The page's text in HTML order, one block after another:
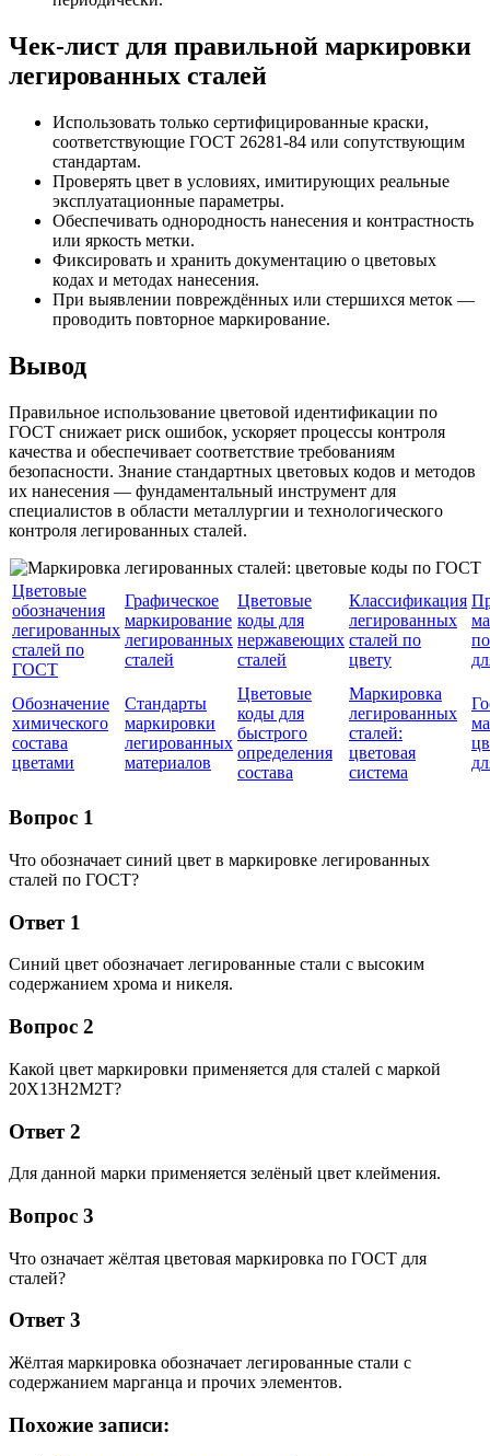
Чек-лист для правильной маркировки
легированных сталей
Использовать только сертифицированные краски,
соответствующие ГОСТ 26281-84 или сопутствующим
стандартам.
Проверять цвет в условиях, имитирующих реальные
эксплуатационные параметры.
Обеспечивать однородность нанесения и контрастность
или яркость метки.
Фиксировать и хранить документацию о цветовых
кодах и методах нанесения.
При выявлении повреждённых или стершихся меток —
проводить повторное маркирование.
Вывод
Правильное использование цветовой идентификации по
ГОСТ снижает риск ошибок, ускоряет процессы контроля
качества и обеспечивает соответствие требованиям
безопасности. Знание стандартных цветовых кодов и методов
их нанесения — фундаментальный инструмент для
специалистов в области металлургии и технологического
контроля легированных сталей.
Цветовые
обозначения
легированных
сталей по
ГОСТ
Графическое
маркирование
легированных
сталей
Цветовые
коды для
нержавеющих
сталей
Классификация
легированных
сталей по
цвету
Обозначение
химического
состава
цветами
Стандарты
маркировки
легированных
материалов
Цветовые
коды для
быстрого
определения
состава
Маркировка
легированных
сталей:
цветовая
система
Вопрос 1
Что обозначает синий цвет в маркировке легированных
сталей по ГОСТ?
Ответ 1
Синий цвет обозначает легированные стали с высоким
содержанием хрома и никеля.
Вопрос 2
Какой цвет маркировки применяется для сталей с маркой
20Х13Н2М2Т?
Ответ 2
Для данной марки применяется зелёный цвет клеймения.
Вопрос 3
Что означает жёлтая цветовая маркировка по ГОСТ для
сталей?
Ответ 3
Жёлтая маркировка обозначает легированные стали с
содержанием марганца и прочих элементов.
Похожие записи: